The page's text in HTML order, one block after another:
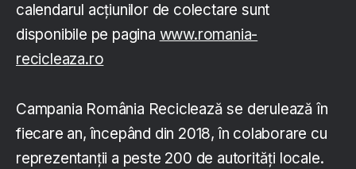
calendarul acțiunilor de colectare sunt
disponibile pe pagina www.romania-
recicleaza.ro
Campania România Reciclează se derulează în
fiecare an, începând din 2018, în colaborare cu
reprezentanții a peste 200 de autorități locale.